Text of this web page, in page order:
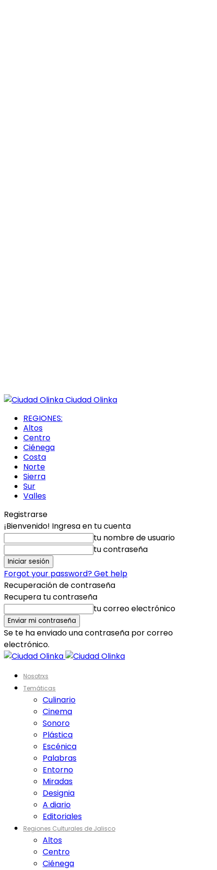
Ciudad Olinka
REGIONES:
Altos
Centro
Ciénega
Costa
Norte
Sierra
Sur
Valles
Registrarse
¡Bienvenido! Ingresa en tu cuenta
tu nombre de usuario
tu contraseña
Forgot your password? Get help
Recuperación de contraseña
Recupera tu contraseña
tu correo electrónico
Se te ha enviado una contraseña por correo
electrónico.
Nosotrxs
Temáticas
Culinario
Cinema
Sonoro
Plástica
Escénica
Palabras
Entorno
Miradas
Designia
A diario
Editoriales
Regiones Culturales de Jalisco
Altos
Centro
Ciénega